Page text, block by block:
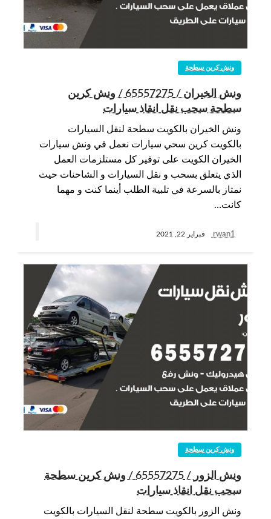
ونش كرين سطحة
ونش الخيران / 65557275 / ونش كرين
سطحة سحب نقل انقاذ سيارات
ونش الخيران بالكويت سطحة لنقل السيارات
بالكويت كرين سحي سيارات نعمل في ونش سيارات
الخيران الكويت على توفير كل مستلزمات العمل
الذي يتعلق بسحب و نقل السيارات و الشاحنات حيث
نمتاز بالسرعة في تلبية الطلب أينما كنت و مهما
كانت…
rwan1 فبراير 22, 2021
ونش كرين سطحة
ونش الزور / 65557275 / ونش كرين سطحة
سحب نقل انقاذ سيارات
ونش الزور بالكويت سطحة لنقل السيارات بالكويت